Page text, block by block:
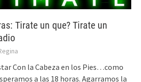
Tirate un que? Tirate un
Con la Cabeza en los Pies…como
a las 18 horas. Agarramos la